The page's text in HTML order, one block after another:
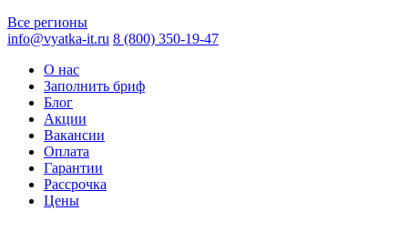
Все регионы
info@vyatka-it.ru 8 (800) 350-19-47
О нас
Заполнить бриф
Блог
Акции
Вакансии
Оплата
Гарантии
Рассрочка
Цены